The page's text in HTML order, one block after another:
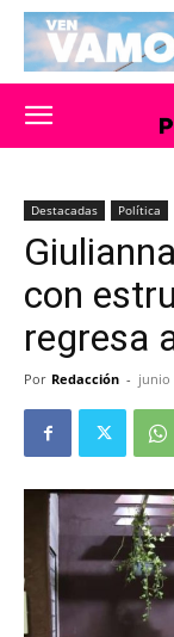
Destacadas Política
con
regresa
Por Redacción - junio